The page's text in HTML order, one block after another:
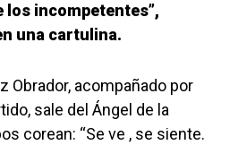
incompetentes”,
una cartulina.
Obrador, acompañado por
sale del Ángel de la
corean: “Se ve , se siente.